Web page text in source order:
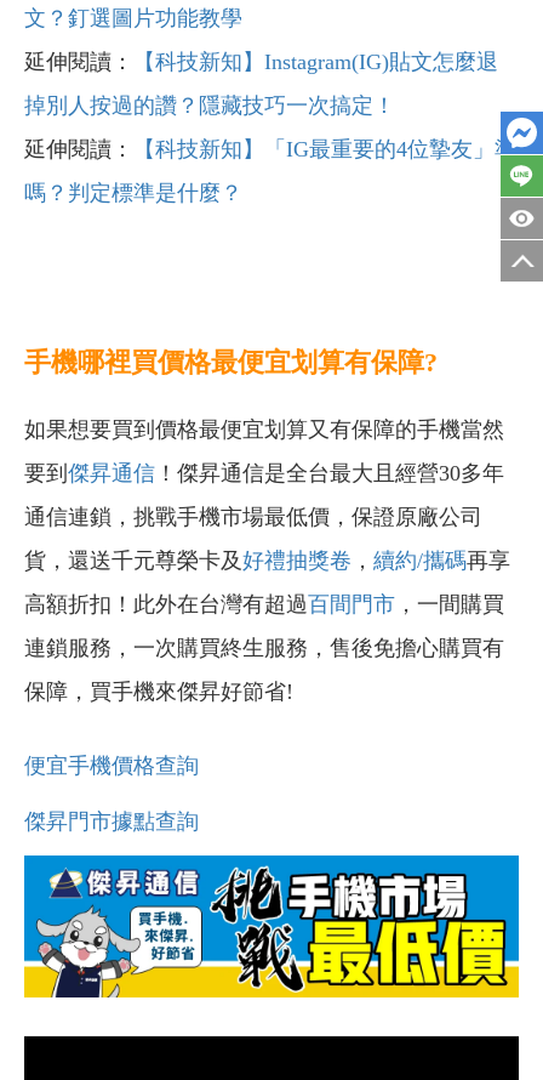
文？釘選圖片功能教學
延伸閱讀：
【科技新知】Instagram(IG)貼文怎麼退
掉別人按過的讚？隱藏技巧一次搞定！
延伸閱讀：
【科技新知】「IG最重要的4位摯友」準
嗎？判定標準是什麼？
手機哪裡買價格最便宜划算有保障?
如果想要買到價格最便宜划算又有保障的手機當然
要到 傑昇通信 ！傑昇通信是全台最大且經營30多年
通信連鎖，挑戰手機市場最低價，保證原廠公司
貨，還送千元尊榮卡及好禮抽獎卷 ， 續約/攜碼再享
高額折扣！此外在台灣有超過百間門市 ，一間購買
連鎖服務，一次購買終生服務，售後免擔心購買有
保障，買手機來傑昇好節省!
便宜手機價格查詢
傑昇門市據點查詢